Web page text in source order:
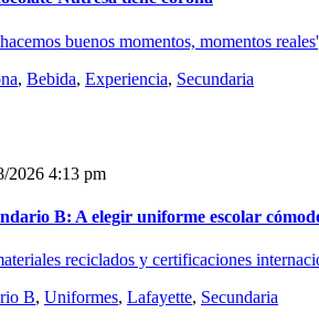
buenos momentos, momentos
, Bebida, Experiencia, Secundaria
2026 4:13 pm
B: A elegir uniforme escolar
reciclados y certificaciones
B, Uniformes, Lafayette, Secundaria